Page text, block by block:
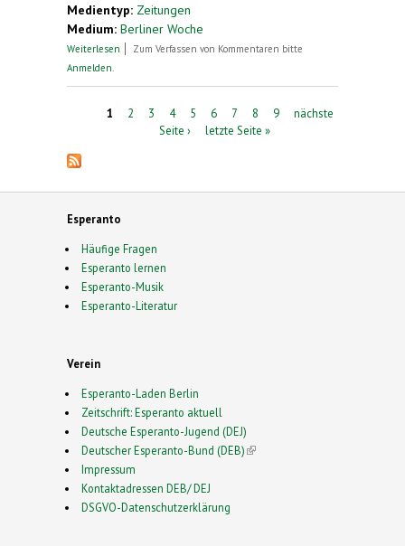
Medientyp: Zeitungen
Medium: Berliner Woche
Weiterlesen über Literatur in Esperanto
Zum Verfassen von Kommentaren bitte
Anmelden
Seiten
1 2 3 4 5 6 7 8 9
nächste
Seite ›
letzte Seite »
Esperanto
Häufige Fragen
Esperanto lernen
Esperanto-Musik
Esperanto-Literatur
Verein
Esperanto-Laden Berlin
Zeitschrift: Esperanto aktuell
Deutsche Esperanto-Jugend (DEJ)
Deutscher Esperanto-Bund (DEB)(link is external)
Impressum
Kontaktadressen DEB/ DEJ
DSGVO-Datenschutzerklärung